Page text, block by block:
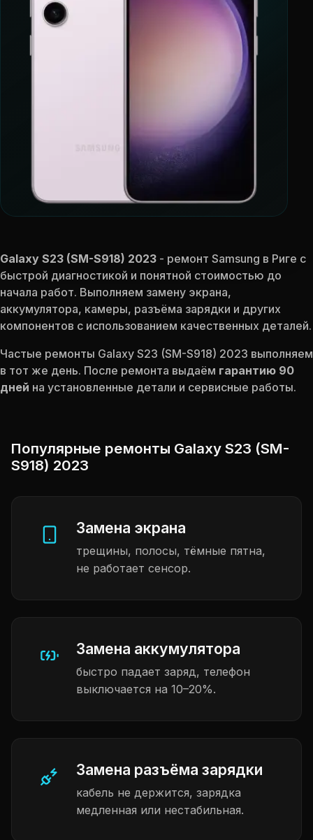
Galaxy S23 (SM-S918) 2023 - ремонт Samsung в Риге с
быстрой диагностикой и понятной стоимостью до
начала работ. Выполняем замену экрана,
аккумулятора, камеры, разъёма зарядки и других
компонентов с использованием качественных деталей.
Частые ремонты Galaxy S23 (SM-S918) 2023 выполняем
в тот же день. После ремонта выдаём гарантию 90
дней на установленные детали и сервисные работы.
Популярные ремонты Galaxy S23 (SM-
S918) 2023
Замена экрана
трещины, полосы, тёмные пятна,
не работает сенсор.
Замена аккумулятора
быстро падает заряд, телефон
выключается на 10–20%.
Замена разъёма зарядки
кабель не держится, зарядка
медленная или нестабильная.